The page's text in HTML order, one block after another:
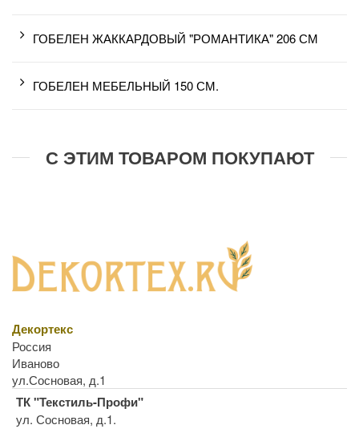
ГОБЕЛЕН ЖАККАРДОВЫЙ "РОМАНТИКА" 206 СМ
ГОБЕЛЕН МЕБЕЛЬНЫЙ 150 СМ.
С ЭТИМ ТОВАРОМ ПОКУПАЮТ
Декортекс
Россия
Иваново
ул.Сосновая, д.1
ТК "Текстиль-Профи"
ул. Сосновая, д.1.